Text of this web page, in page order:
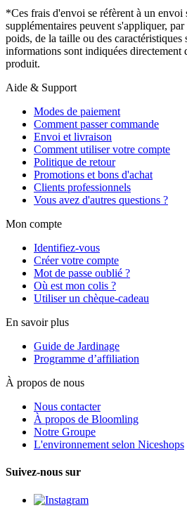
*Ces frais d'envoi se réfèrent à un envoi
supplémentaires peuvent s'appliquer,
poids, de la taille ou des
informations sont indiquées directement
produit.
Aide & Support
Modes de paiement
Comment passer commande
Envoi et livraison
Comment utiliser votre compte
Politique de retour
Promotions et bons d'achat
Clients professionnels
Vous avez d'autres questions ?
Mon compte
Identifiez-vous
Créer votre compte
Mot de passe oublié ?
Où est mon colis ?
Utiliser un chèque-cadeau
En savoir plus
Guide de Jardinage
Programme d’affiliation
À propos de nous
Nous contacter
À propos de Bloomling
Notre Groupe
L'environnement selon Niceshops
Suivez-nous sur